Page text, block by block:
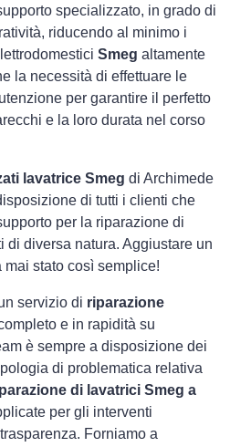
specializzato, in grado di
riducendo al minimo i
Smeg altamente
la necessità di effettuare le
per garantire il perfetto
e la loro durata nel corso
lavatrice Smeg di Archimede
di tutti i clienti che
per la riparazione di
di diversa natura. Aggiustare un
stato così semplice!
servizio di riparazione
e in rapidità su
è sempre a disposizione dei
di problematica relativa
di lavatrici Smeg a
per gli interventi
Forniamo a